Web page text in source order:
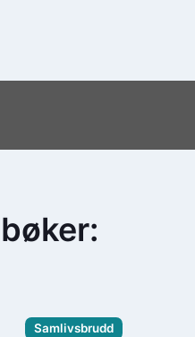
Samlivsbrudd